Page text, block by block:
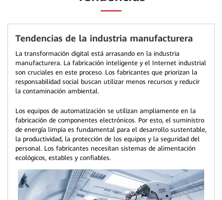
Tendencias de la industria manufacturera
La transformación digital está arrasando en la industria
manufacturera. La fabricación inteligente y el Internet industrial
son cruciales en este proceso. Los fabricantes que priorizan la
responsabilidad social buscan utilizar menos recursos y reducir
la contaminación ambiental.
Los equipos de automatización se utilizan ampliamente en la
fabricación de componentes electrónicos. Por esto, el suministro
de energía limpia es fundamental para el desarrollo sustentable,
la productividad, la protección de los equipos y la seguridad del
personal. Los fabricantes necesitan sistemas de alimentación
ecológicos, estables y confiables.